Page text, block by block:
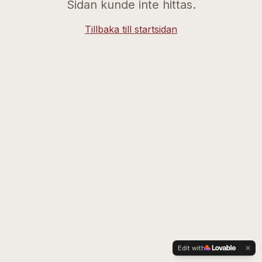
Sidan kunde inte hittas.
Tillbaka till startsidan
Edit with